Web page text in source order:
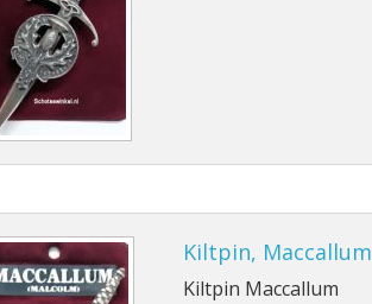
Kiltpin, Maccallum
Kiltpin Maccallum